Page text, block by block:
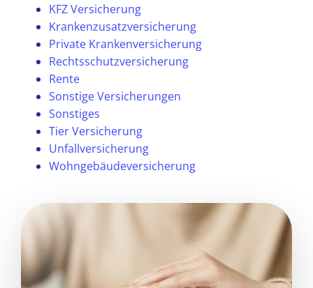
KFZ Versicherung
Krankenzusatzversicherung
Private Krankenversicherung
Rechtsschutzversicherung
Rente
Sonstige Versicherungen
Sonstiges
Tier Versicherung
Unfallversicherung
Wohngebäudeversicherung